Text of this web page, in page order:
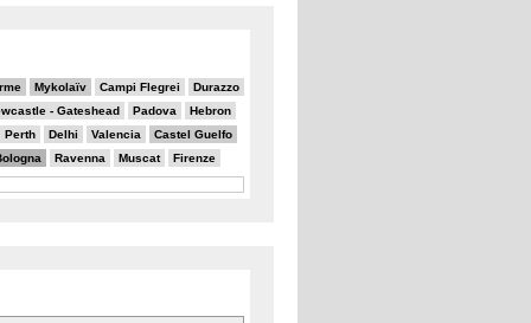
Mykolaïv Campi Flegrei Durazzo
- Gateshead Padova Hebron
Perth Delhi Valencia Castel Guelfo
Ravenna Muscat Firenze